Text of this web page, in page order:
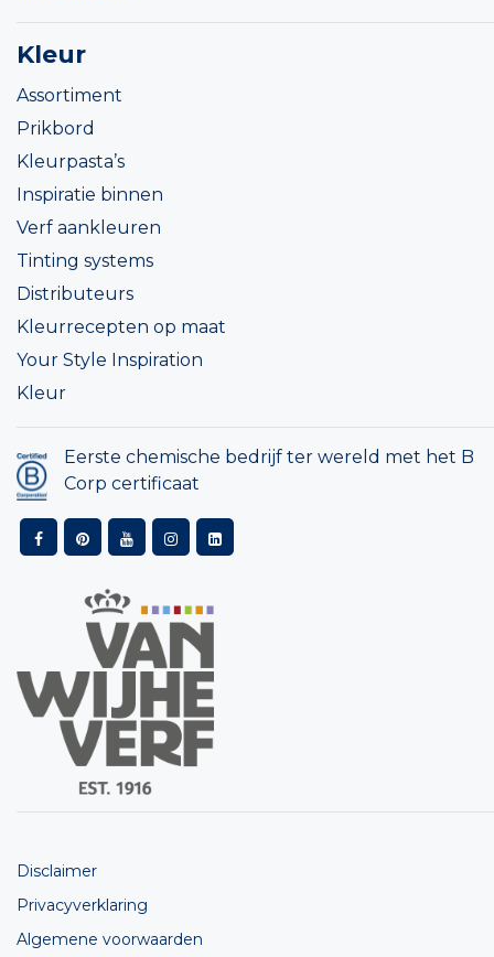
Kleur
Assortiment
Prikbord
Kleurpasta’s
Inspiratie binnen
Verf aankleuren
Tinting systems
Distributeurs
Kleurrecepten op maat
Your Style Inspiration
Kleur
Eerste chemische bedrijf ter wereld met het B
Corp certificaat
Disclaimer
Privacyverklaring
Algemene voorwaarden